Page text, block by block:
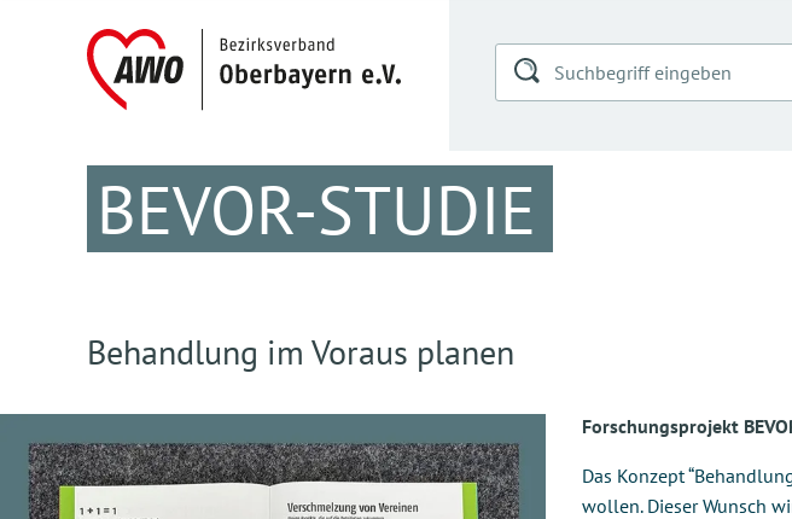
BEVOR-STUDIE
Behandlung im Voraus planen
Forschungsprojekt
Das Konzept
wollen. Dieser Wunsch